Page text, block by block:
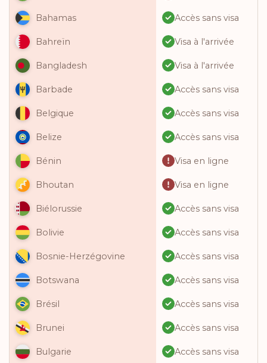
Bahamas Accès sans visa
Bahreïn Visa à l'arrivée
Bangladesh Visa à l'arrivée
Barbade Accès sans visa
Belgique Accès sans visa
Belize Accès sans visa
Bénin Visa en ligne
Bhoutan Visa en ligne
Biélorussie Accès sans visa
Bolivie Accès sans visa
Bosnie-Herzégovine Accès sans visa
Botswana Accès sans visa
Brésil Accès sans visa
Brunei Accès sans visa
Bulgarie Accès sans visa